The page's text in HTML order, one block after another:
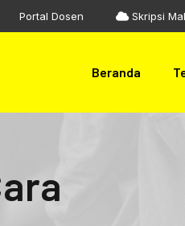
Portal Dosen Skripsi
Beranda